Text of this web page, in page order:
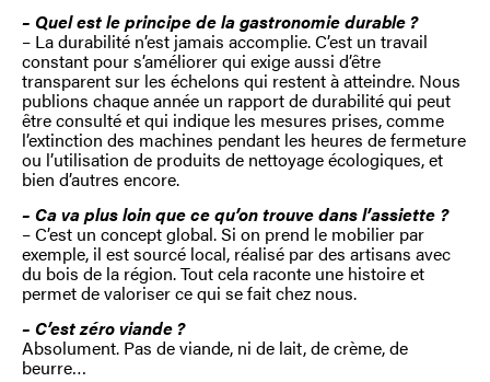
– Quel est le principe de la gastronomie durable ?
– La durabilité n’est jamais accomplie. C’est un travail
constant pour s’améliorer qui exige aussi d’être
transparent sur les échelons qui restent à atteindre. Nous
publions chaque année un rapport de durabilité qui peut
être consulté et qui indique les mesures prises, comme
l’extinction des machines pendant les heures de fermeture
ou l’utilisation de produits de nettoyage écologiques, et
bien d’autres encore.
– Ca va plus loin que ce qu’on trouve dans l’assiette ?
– C’est un concept global. Si on prend le mobilier par
exemple, il est sourcé local, réalisé par des artisans avec
du bois de la région. Tout cela raconte une histoire et
permet de valoriser ce qui se fait chez nous.
– C’est zéro viande ?
Absolument. Pas de viande, ni de lait, de crème, de
beurre…